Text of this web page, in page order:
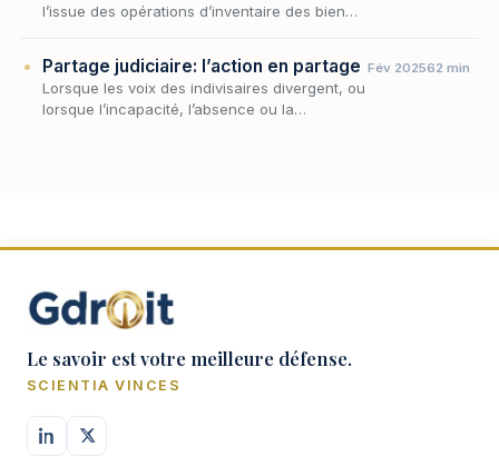
l’issue des opérations d’inventaire des biens,
indivisa…
Partage judiciaire: l’action en partage
Lorsque les voix des indivisaires divergent, ou
lorsque l’incapacité, l’absence ou la
Fév 202562 min
Le savoir est votre meilleure défense.
SCIENTIA VINCES